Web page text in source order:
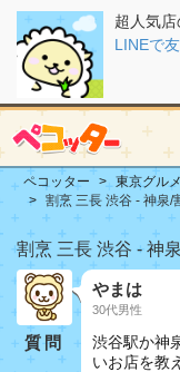
超人気店
LINEで
ペコッター 東京グルメ
割烹 三長 渋谷 - 神泉/
割烹 三長 渋谷 - 神
質問
やまは
30代男性
渋谷駅か神
いお店を教